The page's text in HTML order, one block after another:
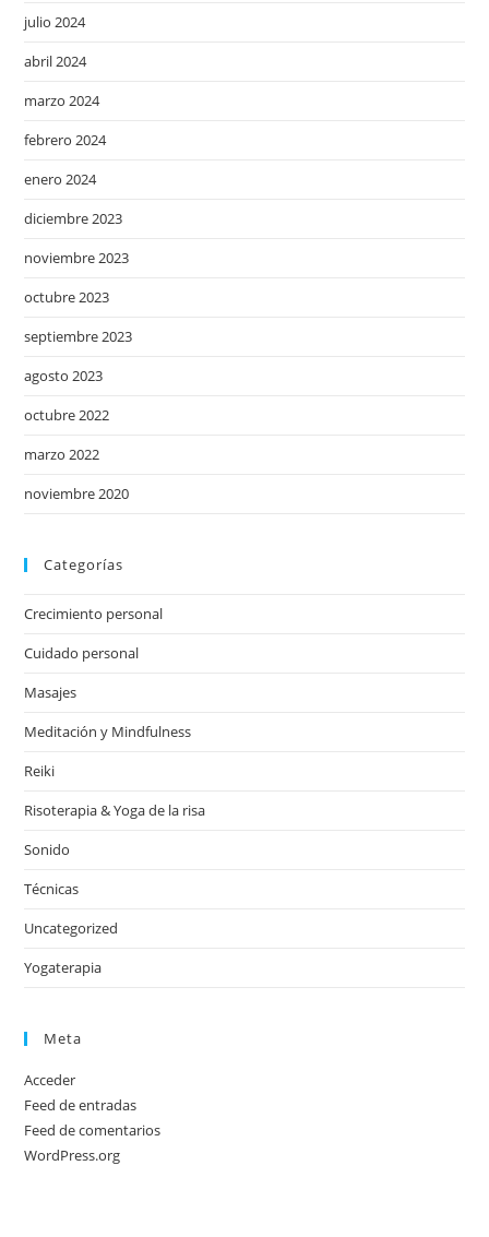
julio 2024
abril 2024
marzo 2024
febrero 2024
enero 2024
diciembre 2023
noviembre 2023
octubre 2023
septiembre 2023
agosto 2023
octubre 2022
marzo 2022
noviembre 2020
Categorías
Crecimiento personal
Cuidado personal
Masajes
Meditación y Mindfulness
Reiki
Risoterapia & Yoga de la risa
Sonido
Técnicas
Uncategorized
Yogaterapia
Meta
Acceder
Feed de entradas
Feed de comentarios
WordPress.org